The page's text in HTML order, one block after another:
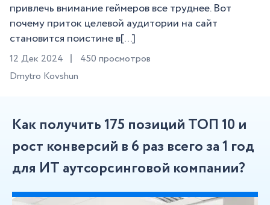
привлечь внимание геймеров все труднее. Вот
почему приток целевой аудитории на сайт
становится поистине в[...]
12 Дек 2024
450 просмотров
Dmytro Kovshun
Как получить 175 позиций ТОП 10 и
рост конверсий в 6 раз всего за 1 год
для ИТ аутсорсинговой компании?